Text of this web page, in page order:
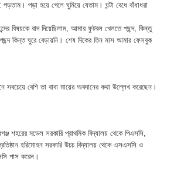
পড়া হয়ে গেলে ঘুমিয়ে যেতাম। ঘন্টা বেধে বাঁধাধরা
বিষয়কে বাদ দিয়েছিলাম, আমার ফুটবল খেলতে পছন্দ, কিন্তু
কিন্ত ঘুরে বেড়ায়নি। শেষ দিকের তিন মাস আমার ফেসবুক
সবচেয়ে বেশি তা বাবা মায়ের অবদানের কথা উল্লেখ করেছেন।
শহরের মডেল সরকারি প্রাথমিক বিদ্যালয় থেকে পিএসসি,
হরিমোহন সরকারি উচচ বিদ্যালয় থেকে এসএসসি ও
পাস করেন।